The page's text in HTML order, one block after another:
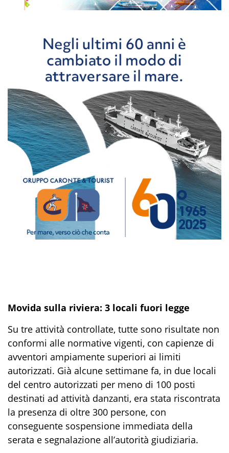
Movida sulla riviera: 3 locali fuori legge
Su tre attività controllate, tutte sono risultate non
conformi alle normative vigenti, con capienze di
avventori ampiamente superiori ai limiti
autorizzati. Già alcune settimane fa, in due locali
del centro autorizzati per meno di 100 posti
destinati ad attività danzanti, era stata riscontrata
la presenza di oltre 300 persone, con
conseguente sospensione immediata della
serata e segnalazione all’autorità giudiziaria.